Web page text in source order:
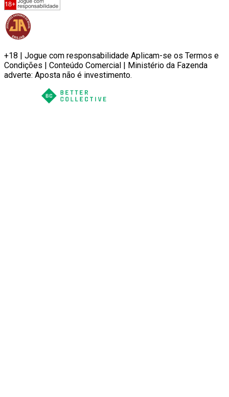
+18 | Jogue com responsabilidade Aplicam-se os Termos e
Condições | Conteúdo Comercial | Ministério da Fazenda
adverte: Aposta não é investimento.